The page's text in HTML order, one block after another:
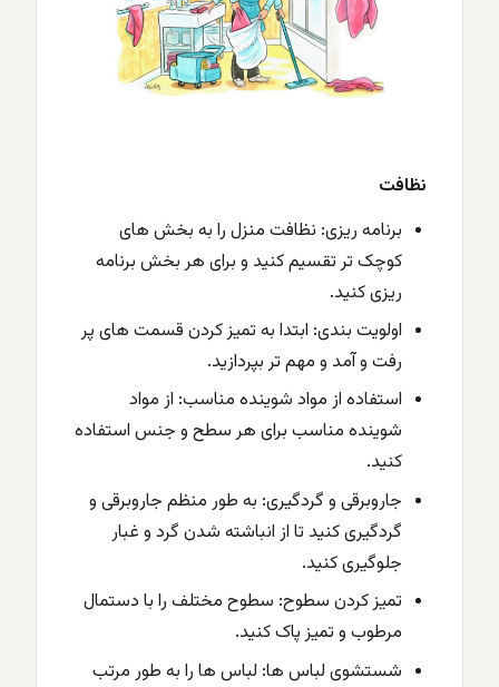
نظافت
برنامه ریزی: نظافت منزل را به بخش های
کوچک تر تقسیم کنید و برای هر بخش برنامه
ریزی کنید.
اولویت بندی: ابتدا به تمیز کردن قسمت های پر
رفت و آمد و مهم تر بپردازید.
استفاده از مواد شوینده مناسب: از مواد
شوینده مناسب برای هر سطح و جنس استفاده
کنید.
جاروبرقی و گردگیری: به طور منظم جاروبرقی و
گردگیری کنید تا از انباشته شدن گرد و غبار
جلوگیری کنید.
تمیز کردن سطوح: سطوح مختلف را با دستمال
مرطوب و تمیز پاک کنید.
شستشوی لباس ها: لباس ها را به طور مرتب